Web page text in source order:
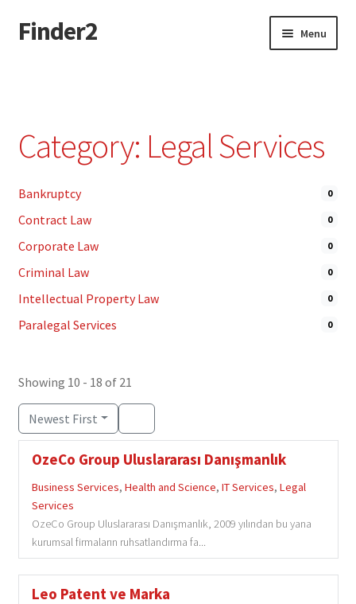
Skip
to
Skip
to
Finder2 Menu
Dashboard
Directory
Login or Register
Category: Legal Services
Bankruptcy 0
Contract Law 0
Corporate Law 0
Criminal Law 0
Intellectual Property Law 0
Paralegal Services 0
Showing 10 - 18 of 21
Newest First
OzeCo Group Uluslararası Danışmanlık
Business Services, Health and Science, IT Services, Legal
Services
OzeCo Group Uluslararası Danışmanlık, 2009 yılından bu yana
kurumsal firmaların ruhsatlandırma fa...
Leo Patent ve Marka